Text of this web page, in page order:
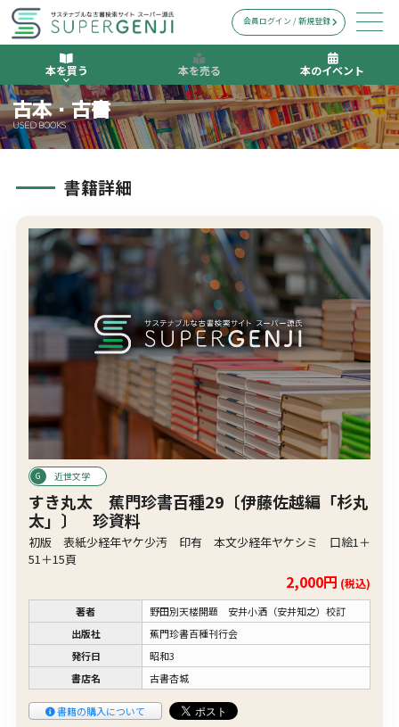
本を買う 本を売る 本のイベント
会員ログイン / 新規登録
古本・古書
USED BOOKS
書籍詳細
近世文学
すき丸太 蕉門珍書百種29〔伊藤佐越編「杉丸
太」〕 珍資料
初版 表紙少経年ヤケ少汚 印有 本文少経年ヤケシミ 口絵1＋
51＋15頁
2,000円 (税込)
著者
野田別天楼開題 安井小洒（安井知之）校訂
出版社
蕉門珍書百種刊行会
発行日
昭和3
書店名
古書杏城
書籍の購入について